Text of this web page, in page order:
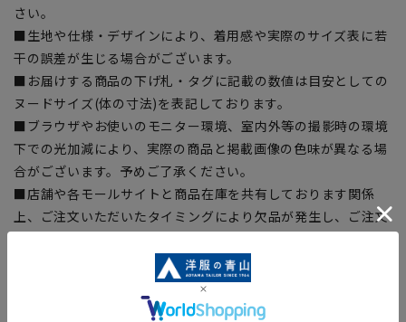
さい。
■生地や仕様・デザインにより、着用感や実際のサイズ表に若
干の誤差が生じる場合がございます。
■お届けする商品の下げ札・タグに記載の数値は目安としての
ヌードサイズ(体の寸法)を表記しております。
■ブラウザやお使いのモニター環境、室内外等の撮影時の環境
下での光加減により、実際の商品と掲載画像の色味が異なる場
合がございます。予めご了承ください。
■店舗や各モールサイトと商品在庫を共有しております関係
上、ご注文いただいたタイミングにより欠品が発生し、ご注文
急ぎ発送のご注文につきましても、ご注文のタイミングによっ
てはお急ぎ発送サービスを選択できない場合がございます。)